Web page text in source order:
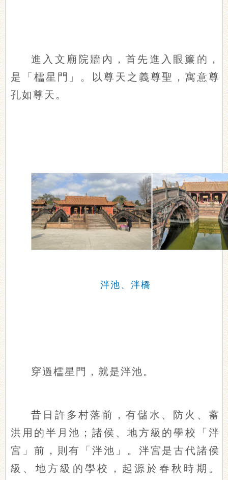
進入文廟院牆內，首先進入眼簾的，
是「櫺星門」。以尊天之義尊聖，寓意尊
孔如尊天。
泮池、泮橋
穿過櫺星門，就是泮池。
昔日許多村落前，有儲水、防火、蓄
洪用的半月池；諸侯、地方級的學校「泮
宮」前，則有「泮池」。泮宮是古代諸侯
級、地方級的學校，起源於春秋時期。